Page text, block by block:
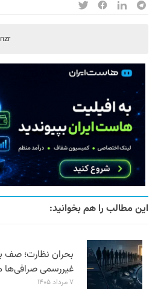
این مطالب را هم بخوانید:
بحران نظارت؛ صف
غیررسمی
۷ مرداد ۱۴۰۵